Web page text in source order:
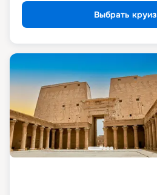
Выбрать круиз